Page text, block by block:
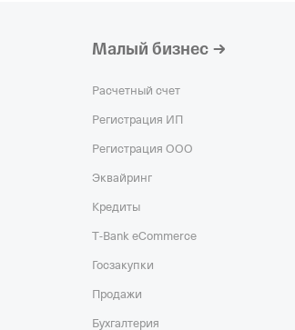
Малый бизнес
Расчетный счет
Регистрация ИП
Регистрация ООО
Эквайринг
Кредиты
T‑Bank eCommerce
Госзакупки
Продажи
Бухгалтерия